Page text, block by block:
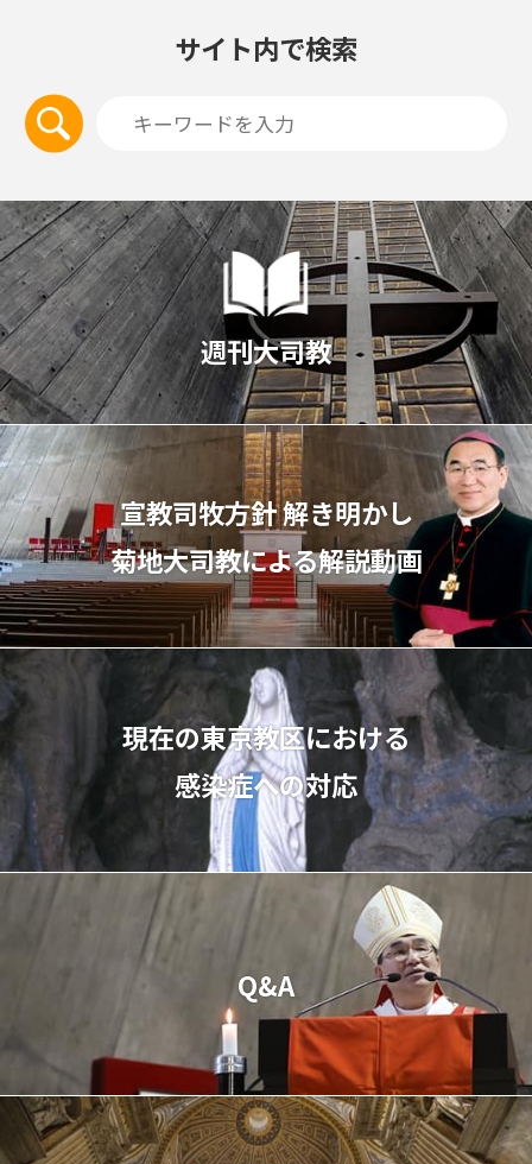
サイト内で検索
週刊大司教
宣教司牧⽅針 解き明かし
菊地⼤司教による解説動画
現在の東京教区における
感染症への対応
Q&A